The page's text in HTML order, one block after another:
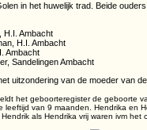
in het huwelijk trad. Beide
H.I. Ambacht
H.I. Ambacht
Ambacht
Sandelingen Ambacht
uitzondering van de moeder van
het geboorteregister de geboorte
van 9 maanden. Hendrika en
als Hendrika vrij waren ivm